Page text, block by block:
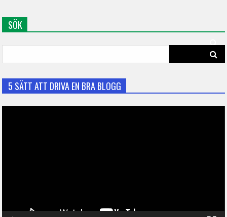
SÖK
5 SÄTT ATT DRIVA EN BRA BLOGG